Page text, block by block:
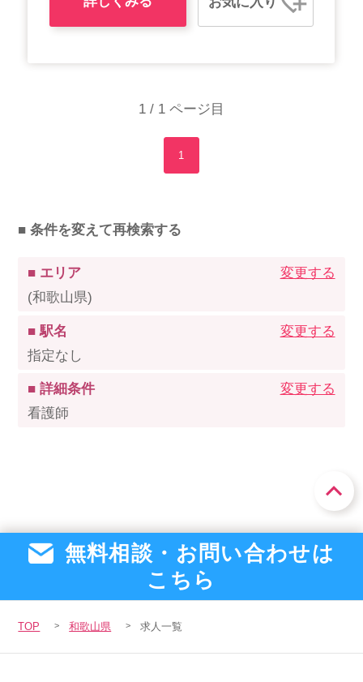
1 / 1 ページ目
1
■ 条件を変えて再検索する
■ エリア
(和歌山県)
変更する
■ 駅名
指定なし
変更する
■ 詳細条件
看護師
変更する
無料相談・お問い合わせは
こちら
TOP 和歌山県 求人一覧